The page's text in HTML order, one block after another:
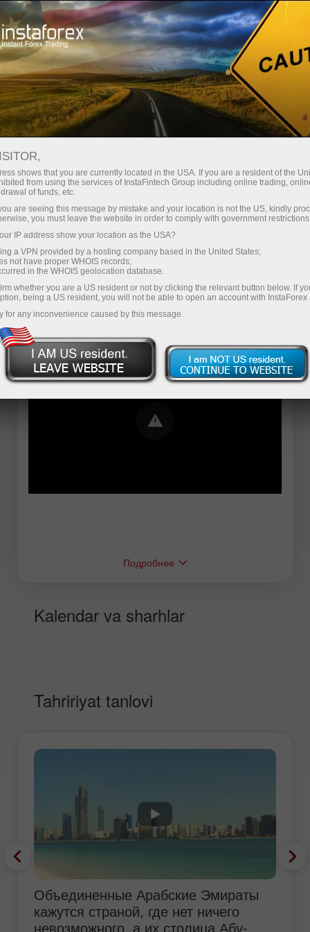
Трейдерам Форекс аналитика
Форекс ТВ
Форекс-видео новости
Error loading YouTube: Video could not be
played
Подробнее
Kalendar va sharhlar
Tahririyat tanlovi
Объединенные Арабские Эмираты
кажутся страной, где нет ничего
невозможного, а их столица Абу-
shows that you are currently located in the USA. If you are a resident of the
from using the services of InstaFintech Group including online trading,
of funds, etc.
are seeing this message by mistake and your location is not the US, kindly
you must leave the website in order to comply with government
IP address show your location as the USA?
a VPN provided by a hosting company based in the United States;
not have proper WHOIS records;
in the WHOIS geolocation database.
whether you are a US resident or not by clicking the relevant button below. If
being a US resident, you will not be able to open an account with InstaForex
for any inconvenience caused by this message.